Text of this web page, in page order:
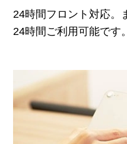
24時間フロント対応。
24時間ご利用可能です。